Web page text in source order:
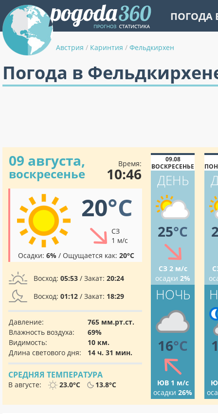
ПОГОДА
Австрия / Каринтия / Фельдкирхен
Погода в
09 августа,
воскресенье
Время:
10:46
20°C
СЗ
1 м/с
Осадки: 6% / Ощущается как: 20°C
Восход: 05:53 / Закат: 20:24
Восход: 01:12 / Закат: 18:29
Давление:
765 мм.рт.ст.
Влажность воздуха:
69%
Видимость:
10 км.
Длина светового дня:
14 ч. 31 мин.
СРЕДНЯЯ ТЕМПЕРАТУРА
В августе: 23.0°C 13.8°C
09.08
ВОСКРЕСЕНЬЕ
ДЕНЬ
25°C
СЗ 2 м/с
осадки 2%
НОЧЬ
16°C
ЮВ 1 м/с
осадки 26%